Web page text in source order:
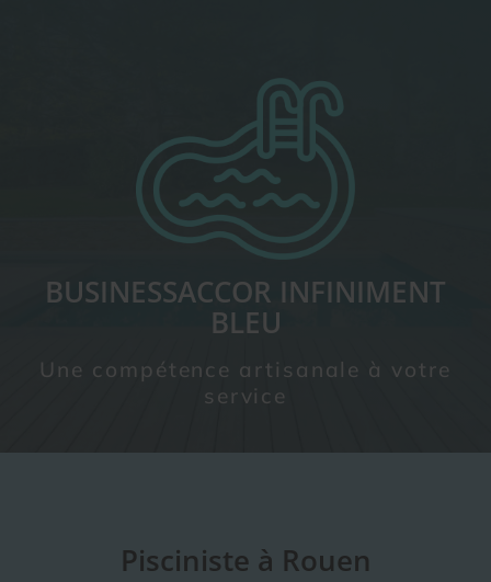
BUSINESSACCOR INFINIMENT
BLEU
Une compétence artisanale à votre
service
Pisciniste à Rouen